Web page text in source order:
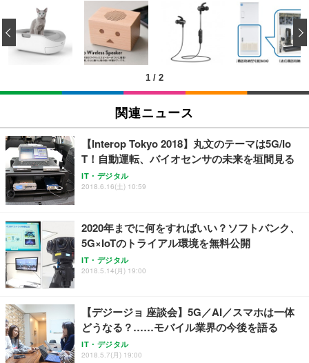
[EdoErgo] オフィスチェア 椅子 テレワーク 疲れな
い 跳ね上げ式アームレスト コンパクト 約105度ロッ
キング pc 事務椅子 360度回転 座面昇降 強化ナイロ
ン樹脂ベース 通気性メッシュ 在宅ワーク H-WY01
(黒網+黒枠+黒足)
￥5,699
SIHOO B100 オフィスチェア／デスクチェア メッシ
ュチェア 人間工学 疲れない ブラック
￥27,999
Sezlife オフィスチェア デスクチェア 疲れない テレ
ワーク チェア 強化バックレスト 30度ロッキング機
能 人間工学 椅子 腰サポート 90度跳ね上げ式アーム
務用 おしゃれ パソコンチェア (ブラック)
Sezlife オフィスチェア デスクチェア 疲れない テレ
ワーク チェア 強化バックレスト 30度ロッキング機
能 人間工学 椅子 腰サポート 90度跳ね上げ式アーム
務用 おしゃれ パソコンチェア (ホワイト)
ANDWINT オフィスチェア デスクチェア 肘なし メ
ッシュ 通気性 ランバーサポート付き 腰サポート ガ
ス圧無段階昇降 360度回転 キャスター付き コンパク
EIZO ビジネス向けプレミアムモニター | FlexScan
EV3240X-WT | 31.5型4K UHD・USB Type-C・ホワ
イト
￥105,595
EIZO ビジネス向けプレミアムモニター | FlexScan
￥109,572
【純正品】27"ゲーミングモニター DualSense 充電
フック付き（CFI-ZDM1J）
【整備済み品】Dell E2724HS 27インチ 液晶モニタ
ー フルHD（1920×1080）VA 非光沢 HDMI/DisplayP
ort/VGA スピーカー内蔵 高さ調整 スイベル VESA対
【MiniLED/24.5inch/280Hz/FHD】GRAPHT THE S
HOOTER Gaming Monitor 24” Essential ゲーミン
グモニター QD 24.5インチ 1ms FHD 量子ドット 残
Amazonベーシック ペットシーツ 薄型 レギュラー 1
回使い捨て 無香料 ホワイト 300枚
￥3,373
Amazonベーシック ペットシーツ 厚型 ワイド 42枚
x2袋(84枚) ホワイト(吸収面:ライトブルー)
￥3,234
ネオ・ルーライフ ネオ・オムツ L 中型犬用 26枚入
り 単品
Smart Basic(スマートベーシック) 【Amazon.co.jp
限定】 Smart Basic アイリスオーヤマ ペットシーツ
超厚型 お徳用 ワイド 100枚入 (x 1) (ケース販売)
アイリスオーヤマ ペットシーツ 超厚型 お徳用 レギ
ュラー 200枚入【Amazon.co.jp限定】
1 / 2
‹
関連ニュース
【Interop Tokyo 2018】丸文のテーマは5G/Io
T！自動運転、バイオセンサの未来を垣間見る
IT・デジタル
2018.6.16(土) 10:59
2020年までに何をすればいい？ソフトバンク、
5G×IoTのトライアル環境を無料公開
IT・デジタル
2018.5.14(月) 19:00
【デジージョ 座談会】5G／AI／スマホは一体
どうなる？……モバイル業界の今後を語る
IT・デジタル
2018.5.7(月) 19:00